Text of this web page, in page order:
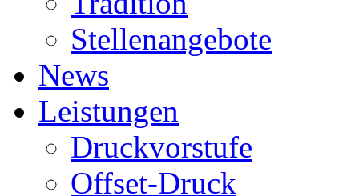
Stellenangebote
News
Leistungen
Druckvorstufe
Offset-Druck